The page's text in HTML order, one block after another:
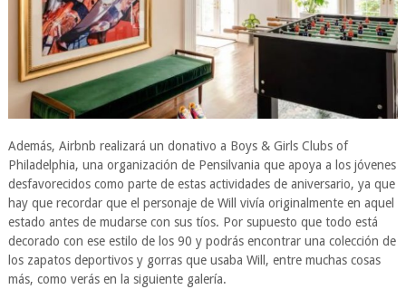
Además, Airbnb realizará un donativo a Boys & Girls Clubs of
Philadelphia, una organización de Pensilvania que apoya a los jóvenes
desfavorecidos como parte de estas actividades de aniversario, ya que
hay que recordar que el personaje de Will vivía originalmente en aquel
estado antes de mudarse con sus tíos. Por supuesto que todo está
decorado con ese estilo de los 90 y podrás encontrar una colección de
los zapatos deportivos y gorras que usaba Will, entre muchas cosas
más, como verás en la siguiente galería.